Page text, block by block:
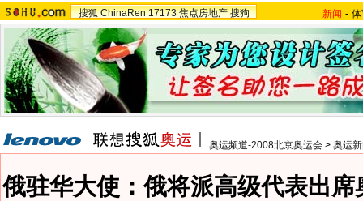
搜狐 ChinaRen 17173 焦点房地产 搜狗 新闻 -
奥运频道-2008北京奥运会 > 奥运
俄驻华大使：俄将派高级代表出席